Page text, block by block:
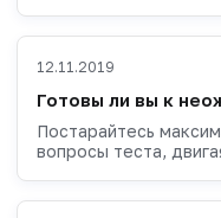
12.11.2019
Готовы ли вы к
Постарайтесь
вопросы теста,